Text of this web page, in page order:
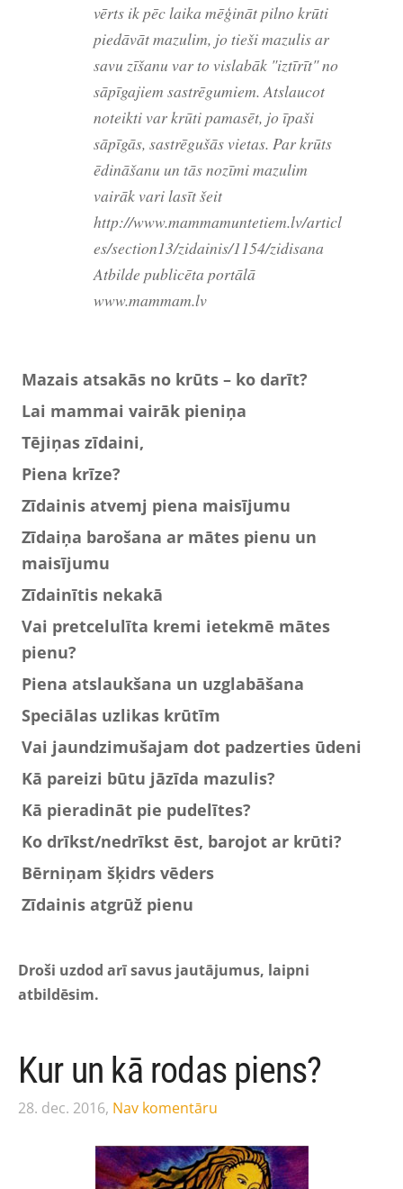
vērts ik pēc laika mēģināt pilno krūti
piedāvāt mazulim, jo tieši mazulis ar
savu zīšanu var to vislabāk "iztīrīt" no
sāpīgajiem sastrēgumiem. Atslaucot
noteikti var krūti pamasēt, jo īpaši
sāpīgās, sastrēgušās vietas. Par krūts
ēdināšanu un tās nozīmi mazulim
vairāk vari lasīt šeit
http://www.mammamuntetiem.lv/articl
es/section13/zidainis/1154/zidisana
Atbilde publicēta portālā
www.mammam.lv
Mazais atsakās no krūts – ko darīt?
Lai mammai vairāk pieniņa
Tējiņas zīdaini,
Piena krīze?
Zīdainis atvemj piena maisījumu
Zīdaiņa barošana ar mātes pienu un
maisījumu
Zīdainītis nekakā
Vai pretcelulīta kremi ietekmē mātes
pienu?
Piena atslaukšana un uzglabāšana
Speciālas uzlikas krūtīm
Vai jaundzimušajam dot padzerties ūdeni
Kā pareizi būtu jāzīda mazulis?
Kā pieradināt pie pudelītes?
Ko drīkst/nedrīkst ēst, barojot ar krūti?
Bērniņam šķidrs vēders
Zīdainis atgrūž pienu
Droši uzdod arī savus jautājumus, laipni
atbildēsim.
Kur un kā rodas piens?
28. dec. 2016, Nav komentāru